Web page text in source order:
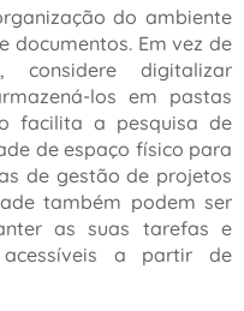
do ambiente
documentos. Em vez de
digitalizar
los em pastas
facilita a pesquisa de
de espaço físico para
de gestão de projetos
também podem ser
as suas tarefas e
a partir de